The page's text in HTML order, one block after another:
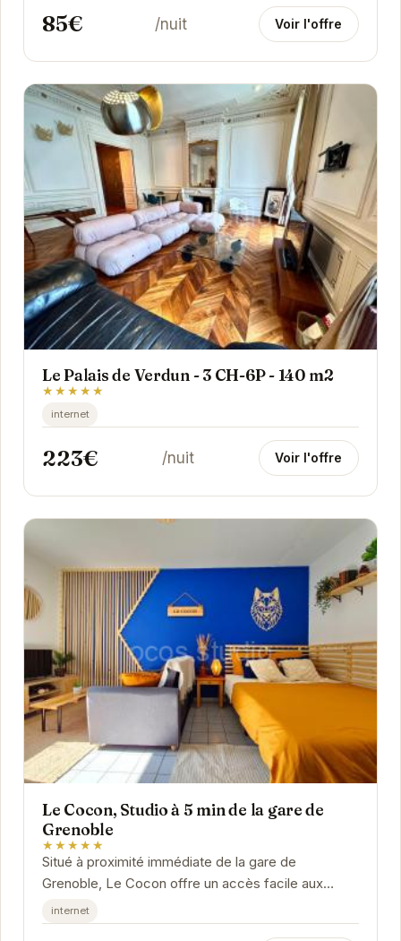
85€ /nuit Voir l'offre
Le Palais de Verdun - 3 CH-6P - 140 m2
★★★★★
internet
223€ /nuit Voir l'offre
Le Cocon, Studio à 5 min de la gare de
Grenoble
★★★★★
Situé à proximité immédiate de la gare de
Grenoble, Le Cocon offre un accès facile aux
transports en commun et aux attractions de la ville.
Ce...
internet